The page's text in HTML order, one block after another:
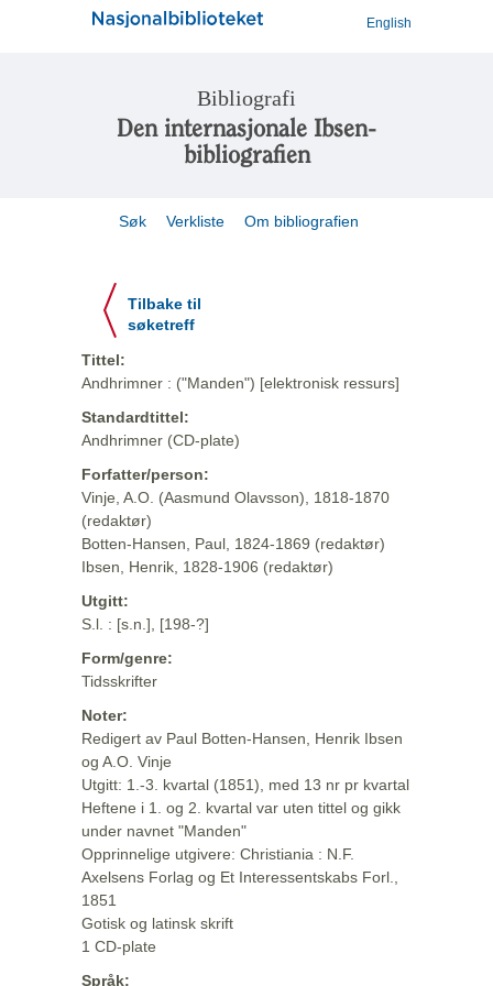
English
Bibliografi
Den internasjonale Ibsen-
bibliografien
Søk Verkliste Om bibliografien
Tilbake til
søketreff
Tittel:
Andhrimner : ("Manden") [elektronisk ressurs]
Standardtittel:
Andhrimner (CD-plate)
Forfatter/person:
Vinje, A.O. (Aasmund Olavsson), 1818-1870
(redaktør)
Botten-Hansen, Paul, 1824-1869 (redaktør)
Ibsen, Henrik, 1828-1906 (redaktør)
Utgitt:
S.l. : [s.n.], [198-?]
Form/genre:
Tidsskrifter
Noter:
Redigert av Paul Botten-Hansen, Henrik Ibsen
og A.O. Vinje
Utgitt: 1.-3. kvartal (1851), med 13 nr pr kvartal
Heftene i 1. og 2. kvartal var uten tittel og gikk
under navnet "Manden"
Opprinnelige utgivere: Christiania : N.F.
Axelsens Forlag og Et Interessentskabs Forl.,
1851
Gotisk og latinsk skrift
1 CD-plate
Språk: